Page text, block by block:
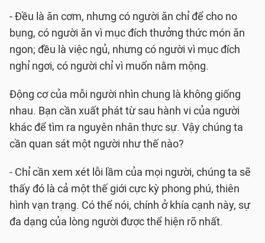
- Đều là ăn cơm, nhưng có người ăn chỉ để cho no
bụng, có người ăn vì mục đích thưởng thức món ăn
ngon; đều là việc ngủ, nhưng có người vì mục đích
nghỉ ngơi, có người chỉ vì muốn nằm mộng.
Động cơ của mỗi người nhìn chung là không giống
nhau. Bạn cần xuất phát từ sau hành vi của người
khác để tìm ra nguyên nhân thực sự. Vậy chúng ta
cần quan sát một người như thế nào?
- Chỉ cần xem xét lỗi lầm của mọi người, chúng ta sẽ
thấy đó là cả một thế giới cực kỳ phong phú, thiên
hình vạn trạng. Có thể nói, chính ở khía cạnh này, sự
đa dạng của lòng người được thể hiện rõ nhất.